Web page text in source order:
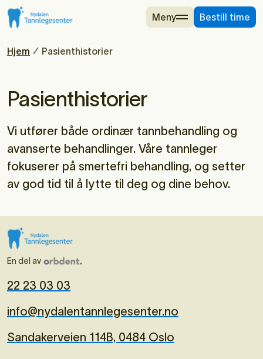
Meny Bestill time
Hjem Pasienthistorier
Pasienthistorier
Vi utfører både ordinær tannbehandling og
avanserte behandlinger. Våre tannleger
fokuserer på smertefri behandling, og setter
av god tid til å lytte til deg og dine behov.
En del av
22 23 03 03
info@nydalentannlegesenter.no
Sandakerveien 114B, 0484 Oslo